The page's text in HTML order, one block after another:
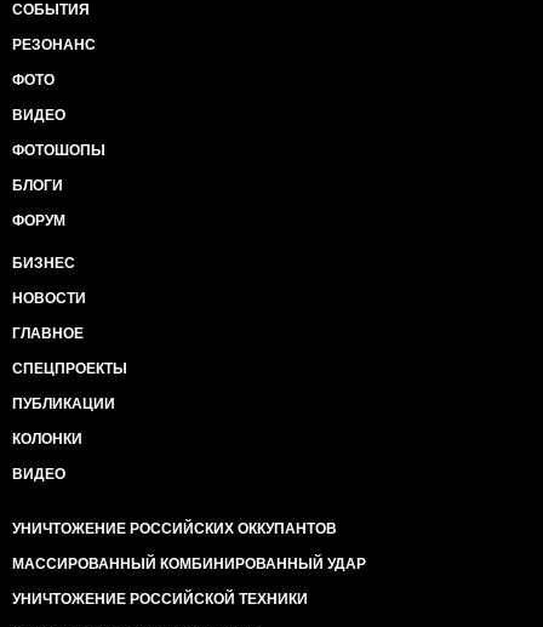
СОБЫТИЯ
РЕЗОНАНС
ФОТО
ВИДЕО
ФОТОШОПЫ
БЛОГИ
ФОРУМ
БИЗНЕС
НОВОСТИ
ГЛАВНОЕ
СПЕЦПРОЕКТЫ
ПУБЛИКАЦИИ
КОЛОНКИ
ВИДЕО
УНИЧТОЖЕНИЕ РОССИЙСКИХ ОККУПАНТОВ
МАССИРОВАННЫЙ КОМБИНИРОВАННЫЙ УДАР
УНИЧТОЖЕНИЕ РОССИЙСКОЙ ТЕХНИКИ